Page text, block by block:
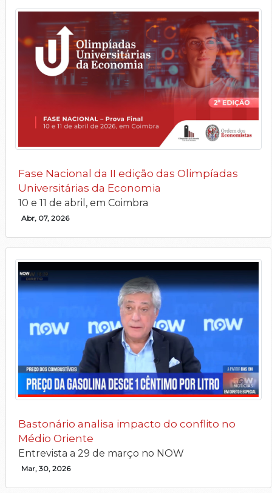
Fase Nacional da II edição das Olimpíadas
Universitárias da Economia
10 e 11 de abril, em Coimbra
Abr, 07, 2026
Bastonário analisa impacto do conflito no
Médio Oriente
Entrevista a 29 de março no NOW
Mar, 30, 2026